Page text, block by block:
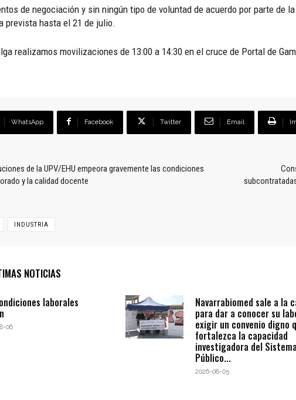
de negociación y sin ningún tipo de voluntad de acuerdo por parte de
prevista hasta el 21 de julio.
realizamos movilizaciones de 13:00 a 14:30 en el cruce de Portal de
WhatsApp Facebook Twitter Email
de la UPV/EHU empeora gravemente las condiciones
y la calidad docente
INDUSTRIA
NOTICIAS
laborales
06
Navarrabiomed sale a la
para dar a conocer su
exigir un convenio digno
fortalezca la capacidad
investigadora del Sistema
Público...
2026-08-05